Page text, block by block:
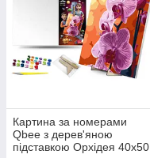
Картина за номерами
Qbee з дерев'яною
підставкою Орхідея 40х50